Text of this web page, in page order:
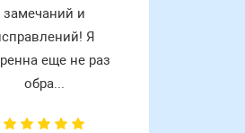
замечаний и
Я
еще не раз
обра...